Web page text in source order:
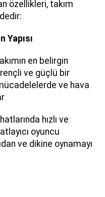
özellikleri, takım
Yapısı
en belirgin
ve güçlü bir
ve hava
hızlı ve
oyuncu
ve dikine oynamayı